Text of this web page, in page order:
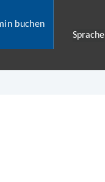
buchen
Sprache